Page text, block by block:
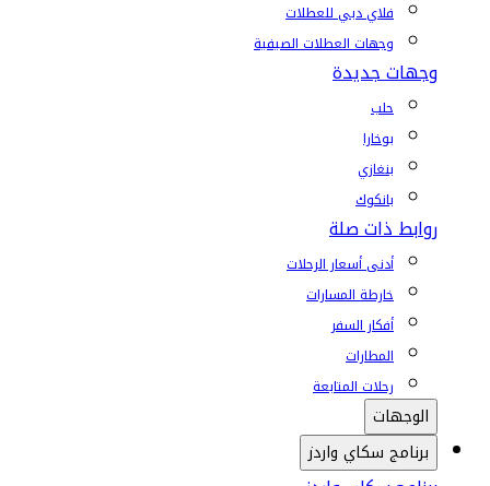
فلاي دبي للعطلات
وجهات العطلات الصيفية
وجهات جديدة
حلب
بوخارا
بنغازي
بانكوك
روابط ذات صلة
أدنى أسعار الرحلات
خارطة المسارات
أفكار السفر
المطارات
رحلات المتابعة
الوجهات
برنامج سكاي واردز